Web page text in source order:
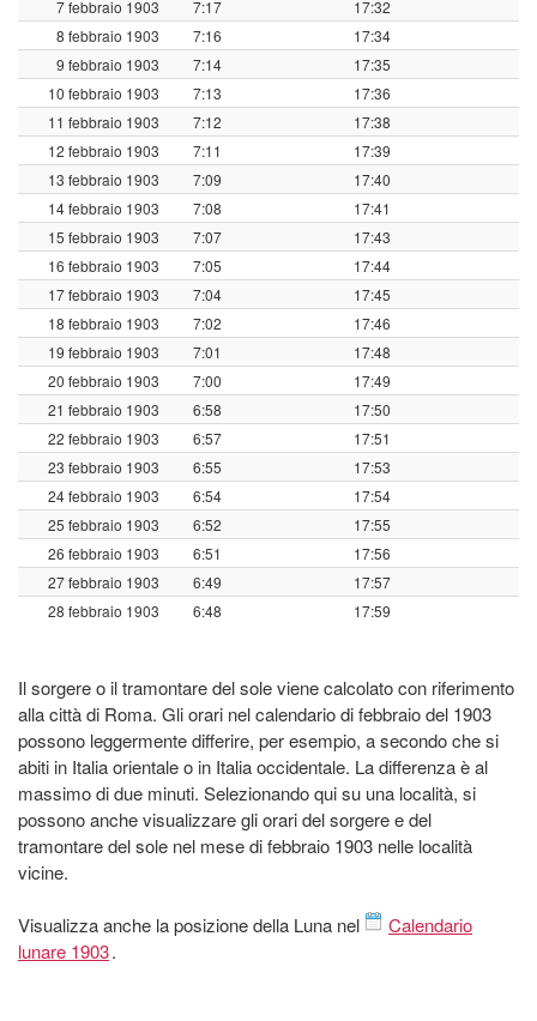
7 febbraio 1903 7:17
17:32
8 febbraio 1903
7:16
17:34
9 febbraio 1903
7:14
17:35
10 febbraio 1903
7:13
17:36
11 febbraio 1903
7:12
17:38
12 febbraio 1903
7:11
17:39
13 febbraio 1903
7:09
17:40
14 febbraio 1903
7:08
17:41
15 febbraio 1903
7:07
17:43
16 febbraio 1903
7:05
17:44
17 febbraio 1903
7:04
17:45
18 febbraio 1903
7:02
17:46
19 febbraio 1903
7:01
17:48
20 febbraio 1903
7:00
17:49
21 febbraio 1903
6:58
17:50
22 febbraio 1903
6:57
17:51
23 febbraio 1903
6:55
17:53
24 febbraio 1903
6:54
17:54
25 febbraio 1903
6:52
17:55
26 febbraio 1903
6:51
17:56
27 febbraio 1903
6:49
17:57
28 febbraio 1903
6:48 17:59
Il sorgere o il tramontare del sole viene calcolato con riferimento
alla città di Roma. Gli orari nel calendario di febbraio del 1903
possono leggermente differire, per esempio, a secondo che si
abiti in Italia orientale o in Italia occidentale. La differenza è al
massimo di due minuti. Selezionando qui su una località, si
possono anche visualizzare gli orari del sorgere e del
tramontare del sole nel mese di febbraio 1903 nelle località
vicine.
Visualizza anche la posizione della Luna nel
Calendario
lunare 1903.